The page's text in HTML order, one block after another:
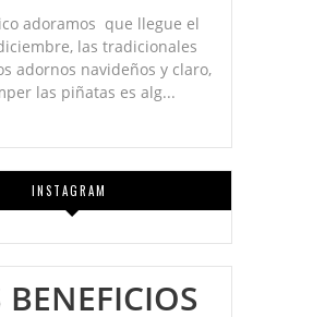
adoramos que llegue el
las tradicionales
adornos navideños y claro,
las piñatas es alg...
INSTAGRAM
BENEFICIOS